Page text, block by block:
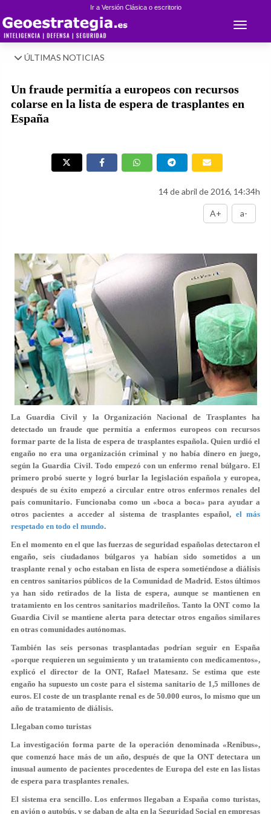
Ir a Versión Clásica o escritorio
Toggle
ÚLTIMAS NOTICIAS
Un fraude permitía a europeos con recursos
colarse en la lista de espera de trasplantes en
España
14 de abril de 2016, 14:34h
A+ a-
La Guardia Civil y la Organización Nacional de Trasplantes ha
detectado un fraude que permitía a enfermos europeos con recursos
formar parte de la lista de espera de trasplantes española. Quien urdió el
engaño no era una organización criminal y no había dinero en juego,
según la Guardia Civil. Todo empezó con un enfermo renal búlgaro. El
primero probó suerte y logró burlar la legislación española y europea,
después de su éxito empezó a circular entre otros enfermos renales del
país comunitario. Funcionaba como un «boca a boca» para ayudar a
otros pacientes a acceder al sistema de trasplantes español, el más
respetado en todo el mundo.
En el momento en el que las fuerzas de seguridad españolas detectaron el
engaño, seis ciudadanos búlgaros ya habían sido sometidos a un
trasplante renal y ocho estaban en lista de espera sometiéndose a diálisis
en centros sanitarios públicos de la Comunidad de Madrid. Estos últimos
ya han sido retirados de la lista de espera, aunque se mantienen en
tratamiento en los centros sanitarios madrileños. Tanto la ONT como la
Guardia Civil se mantiene alerta para detectar otros engaños similares
en otras comunidades autónomas.
También las seis personas trasplantadas podrían seguir en España
«porque requieren un seguimiento y un tratamiento con medicamentos»,
explicó el director de la ONT, Rafael Matesanz. Se estima que este
engaño ha supuesto un coste para el sistema sanitario de 1,5 millones de
euros.El coste de un trasplante renal es de 50.000 euros, lo mismo que un
año de tratamiento de diálisis.
Llegaban como turistas
La investigación forma parte de la operación denominada «Renibus»,
que comenzó hace más de un año, después de que la ONT detectara un
inusual aumento de pacientes procedentes de Europa del este en las listas
de espera para trasplantes renales.
El sistema era sencillo. Los enfermos llegaban a España como turistas,
en avión o autobús, y se daban de alta en la Seguridad Social en empresas